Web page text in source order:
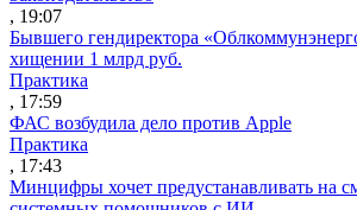
, 19:07
Бывшего гендиректора
хищении 1 млрд руб.
Практика
, 17:59
ФАС возбудила дело против Apple
Практика
, 17:43
Минцифры хочет предустанавливать на